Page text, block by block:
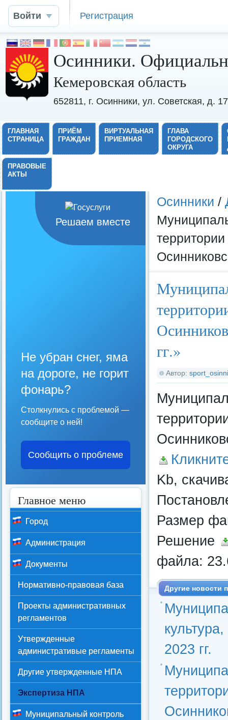
Войти Регистрация
Осинники.
Кемеровская область
652811, г. Осинники, ул. Советская, д.
ГЛАВНАЯ
СТРАНИЦА
ПРИЁМ
ГРАЖДАН
ВИРТУАЛЬНАЯ
ПРИЕМНАЯ
ГЛАВА
ГОРОДСКОГО
ОКРУГА
ПРАВОВЫЕ
АКТЫ
Осинники /
гг.»
Автор:
Kb,
Размер
Решение
файла:
Другие новости
2023 гг.
Решаем вместе
Не убран снег, яма
на дороге, не горит
фонарь?
Столкнулись с проблемой —
сообщите о ней!
Сообщить о проблеме
Главное меню
Город
Администрация
Документы
Нормативно-правовая база
Проекты административных
регламентов
Утвержденные
административые регламенты
Другие утвержденные НПА
Экспертиза НПА
Муниципальный контроль